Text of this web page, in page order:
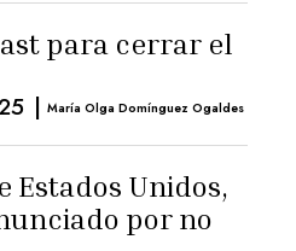
para cerrar el
| María Olga Domínguez Ogaldes
Estados Unidos,
por no